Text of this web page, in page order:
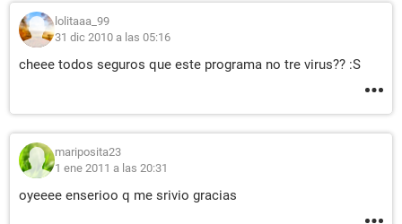
lolitaaa_99
31 dic 2010 a las 05:16
cheee todos seguros que este programa no tre virus?? :S
mariposita23
1 ene 2011 a las 20:31
oyeeee enserioo q me srivio gracias